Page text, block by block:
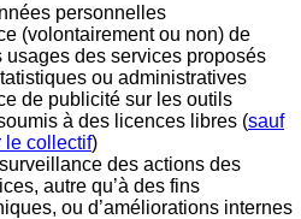
personnelles
(volontairement ou non) de
des services proposés
ou administratives
de publicité sur les outils
à des licences libres (sauf
le collectif)
des actions des
autre qu’à des fins
ou d’améliorations internes